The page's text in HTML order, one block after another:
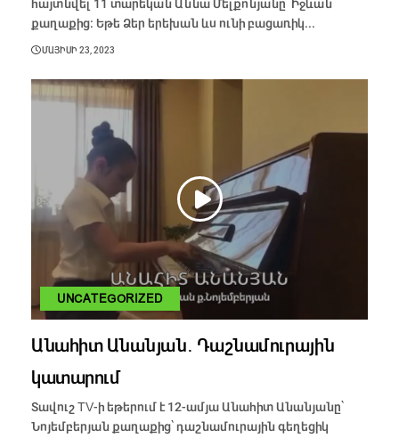
հայտնվել 11 տարեկան Աննա Մելքոնյանը՝ Իջևան
քաղաքից։ Եթե Ձեր երեխան ևս ունի բացառիկ...
ՄԱՅԻՍԻ 23, 2023
UNCATEGORIZED
Անահիտ Անանյան․ Դաշնամուրային
կատարում
Տավուշ TV-ի եթերում է 12-ամյա Անահիտ Անանյանը՝
Նոյեմբերյան քաղաքից՝ դաշնամուրային գեղեցիկ